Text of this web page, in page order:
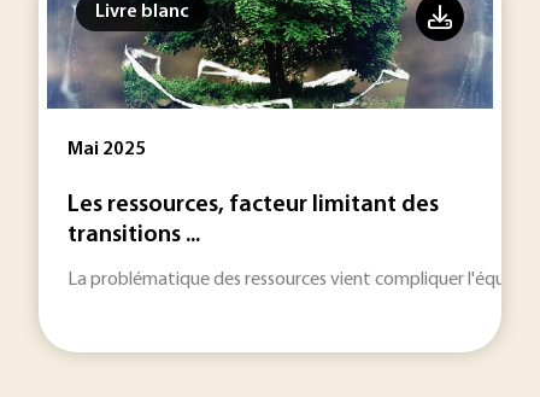
Livre blanc
Mai 2025
Les ressources, facteur limitant des
transitions ...
La problématique des ressources vient compliquer